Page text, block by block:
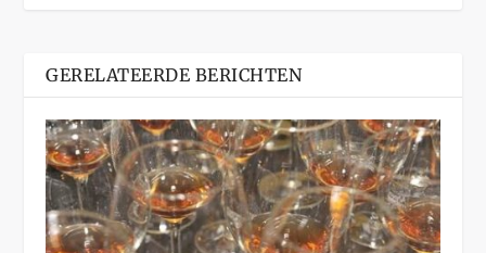
GERELATEERDE BERICHTEN